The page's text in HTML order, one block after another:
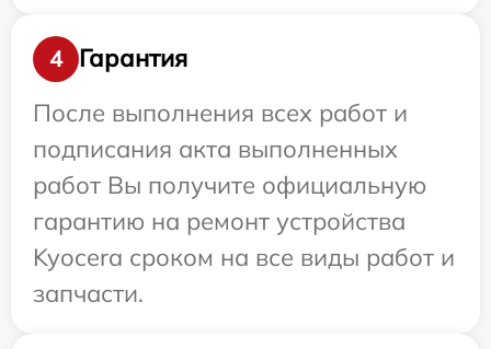
4
Гарантия
После выполнения всех работ и
подписания акта выполненных
работ Вы получите официальную
гарантию на ремонт устройства
Kyocera сроком на все виды работ и
запчасти.